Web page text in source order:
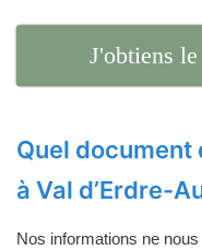
J'obtiens
Quel
à Val d’Erdre-
Nos informations ne